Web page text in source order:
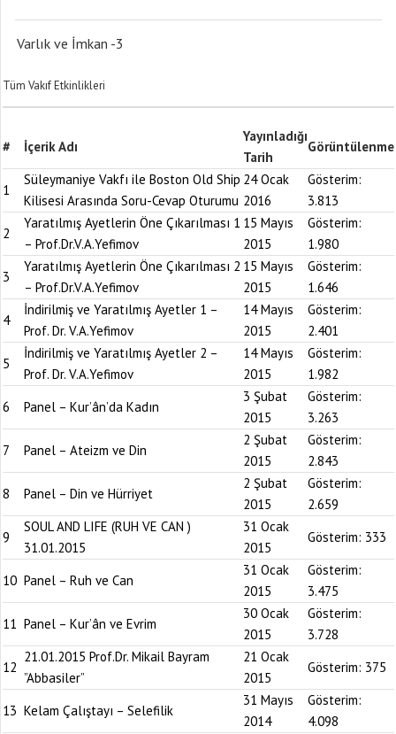
Varlık ve İmkan -3
Tüm Vakıf Etkinlikleri
# İçerik Adı
Yayınladığı
Tarih
Görüntülenme
1
Süleymaniye Vakfı ile Boston Old Ship
Kilisesi Arasında Soru-Cevap Oturumu
24 Ocak
2016
Gösterim:
3.813
2
Yaratılmış Ayetlerin Öne Çıkarılması 1
– Prof.Dr.V.A.Yefimov
15 Mayıs
2015
Gösterim:
1.980
3
Yaratılmış Ayetlerin Öne Çıkarılması 2
– Prof.Dr.V.A.Yefimov
15 Mayıs
2015
Gösterim:
1.646
4
İndirilmiş ve Yaratılmış Ayetler 1 –
Prof. Dr. V.A.Yefimov
14 Mayıs
2015
Gösterim:
2.401
5
İndirilmiş ve Yaratılmış Ayetler 2 –
Prof. Dr. V.A.Yefimov
14 Mayıs
2015
Gösterim:
1.982
6
Panel – Kur’ân’da Kadın
3 Şubat
2015
Gösterim:
3.263
7
Panel – Ateizm ve Din
2 Şubat
2015
Gösterim:
2.843
8
Panel – Din ve Hürriyet
2 Şubat
2015
Gösterim:
2.659
9
SOUL AND LIFE (RUH VE CAN )
31.01.2015
31 Ocak
2015
Gösterim: 333
10 Panel – Ruh ve Can
31 Ocak
2015
Gösterim:
3.475
11 Panel – Kur’ân ve Evrim
30 Ocak
2015
Gösterim:
3.728
12
21.01.2015 Prof.Dr. Mikail Bayram
”Abbasiler”
21 Ocak
2015
Gösterim: 375
13 Kelam Çalıştayı – Selefilik
31 Mayıs
2014
Gösterim:
4.098